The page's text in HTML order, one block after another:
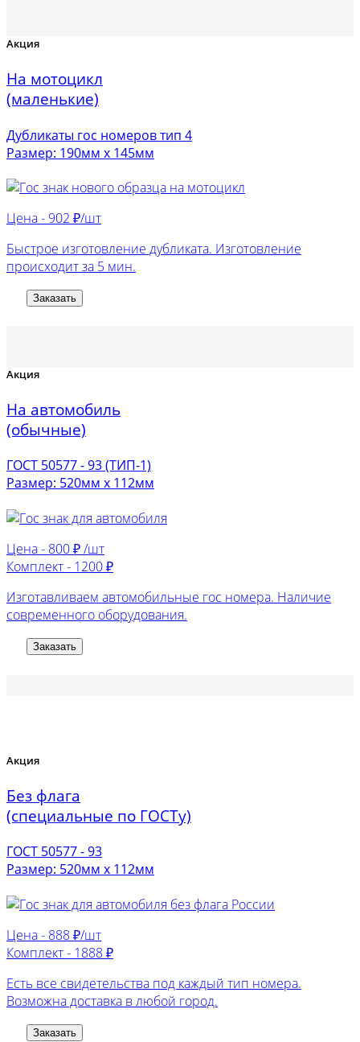
Акция
На мотоцикл
(маленькие)
Дубликаты гос номеров тип 4
Размер: 190мм х 145мм
Цена - 902 ₽/шт
Быстрое изготовление дубликата. Изготовление
происходит за 5 мин.
Заказать
Акция
На автомобиль
(обычные)
ГОСТ 50577 - 93 (ТИП-1)
Размер: 520мм х 112мм
Цена - 800 ₽ /шт
Комплект - 1200 ₽
Изготавливаем автомобильные гос номера. Наличие
современного оборудования.
Заказать
Акция
Без флага
(специальные по ГОСТу)
ГОСТ 50577 - 93
Размер: 520мм х 112мм
Цена - 888 ₽/шт
Комплект - 1888 ₽
Есть все свидетельства под каждый тип номера.
Возможна доставка в любой город.
Заказать